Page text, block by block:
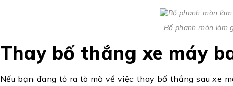
Bố phanh mòn làm
Thay bố thắng xe máy
Nếu bạn đang tỏ ra tò mò về việc thay bố thắng sau xe